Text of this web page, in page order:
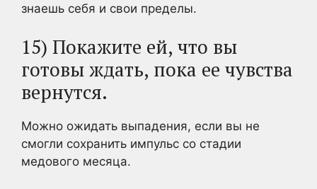
знаешь себя и свои пределы.
15) Покажите ей, что вы
готовы ждать, пока ее чувства
вернутся.
Можно ожидать выпадения, если вы не
смогли сохранить импульс со стадии
медового месяца.